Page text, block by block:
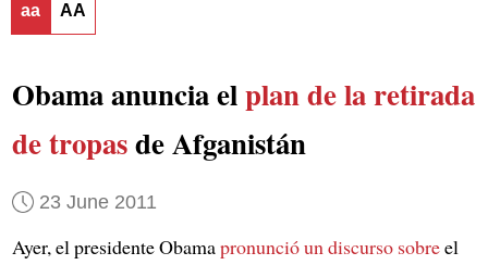
aa AA
Obama anuncia elplan de la retirada
de tropasde Afganistán
23 June 2011
Ayer, el presidente Obamapronunció un discurso sobreel